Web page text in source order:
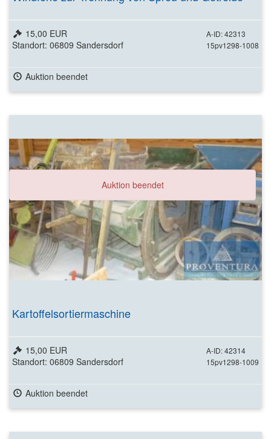
A-ID: 42313
15pv1298-1008
15,00 EUR
Standort: 06809 Sandersdorf
Auktion beendet
Auktion beendet
Kartoffelsortiermaschine
A-ID: 42314
15pv1298-1009
15,00 EUR
Standort: 06809 Sandersdorf
Auktion beendet